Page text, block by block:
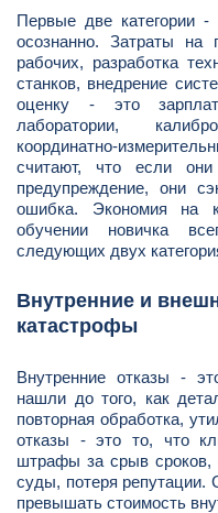
Первые две категории -
осознанно. Затраты на
рабочих, разработка
станков, внедрение
оценку - это
лаборатории,
координатно-
считают, что если
предупреждение, они
ошибка. Экономия на
обучении новичка
следующих двух
Внутренние и
катастрофы
Внутренние отказы -
нашли до того, как
повторная обработка,
отказы - это то, что
штрафы за срыв сроков,
суды, потеря репутации.
превышать стоимость